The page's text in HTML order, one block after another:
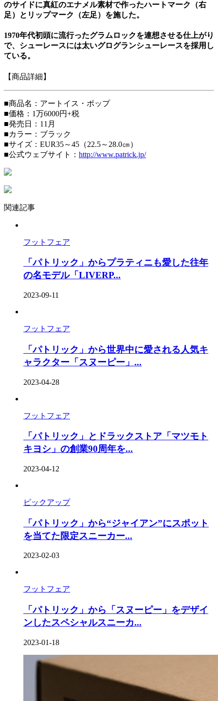
のサイドに真紅のエナメル素材で作ったハートマーク（右
足）とリップマーク（左足）を施した。
1970年代初頭に流行ったグラムロックを連想させる仕上がり
で、シューレースには太いグログランシューレースを採用し
ている。
【商品詳細】
■商品名：アートイス・ポップ
■価格：1万6000円+税
■発売日：11月
■カラー：ブラック
■サイズ：EUR35～45（22.5～28.0㎝）
■公式ウェブサイト： http://www.patrick.jp/
関連記事
フットフェア
「パトリック」からプラティニも愛した往年
の名モデル「LIVERP...
2023-09-11
フットフェア
「パトリック」から世界中に愛される人気キ
ャラクター「スヌーピー」...
2023-04-28
フットフェア
「パトリック」とドラックストア「マツモト
キヨシ」の創業90周年を...
2023-04-12
ピックアップ
「パトリック」から“ジャイアン”にスポット
を当てた限定スニーカー...
2023-02-03
フットフェア
「パトリック」から「スヌーピー」をデザイ
ンしたスペシャルスニーカ...
2023-01-18